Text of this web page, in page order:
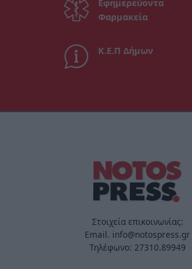
Εφημερεύοντα
Φαρμακεία
Κ.Ε.Π Δήμων
Στοιχεία επικοινωνίας:
Email. info@notospress.gr
Τηλέφωνο: 27310.89949